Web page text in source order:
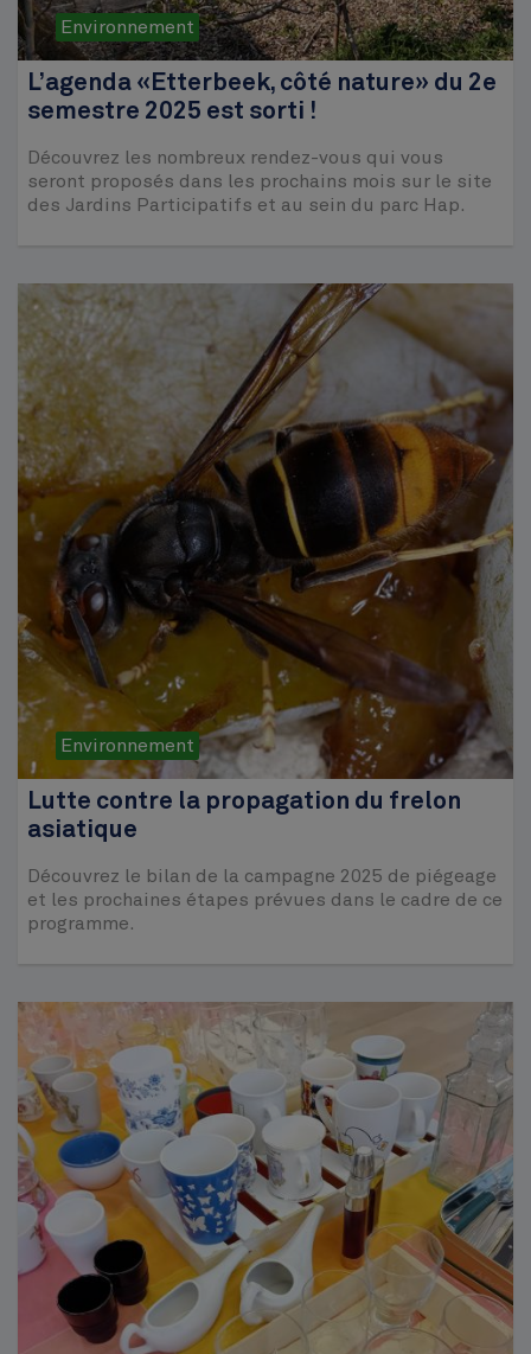
Environnement
L’agenda «Etterbeek, côté nature» du 2e
semestre 2025 est sorti !
Découvrez les nombreux rendez-vous qui vous
seront proposés dans les prochains mois sur le site
des Jardins Participatifs et au sein du parc Hap.
Environnement
Lutte contre la propagation du frelon
asiatique
Découvrez le bilan de la campagne 2025 de piégeage
et les prochaines étapes prévues dans le cadre de ce
programme.